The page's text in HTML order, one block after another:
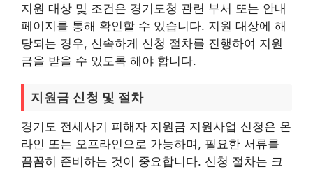
지원 대상 및 조건은 경기도청 관련 부서 또는 안내
페이지를 통해 확인할 수 있습니다. 지원 대상에 해
당되는 경우, 신속하게 신청 절차를 진행하여 지원
금을 받을 수 있도록 해야 합니다.
지원금 신청 및 절차
경기도 전세사기 피해자 지원금 지원사업 신청은 온
라인 또는 오프라인으로 가능하며, 필요한 서류를
꼼꼼히 준비하는 것이 중요합니다. 신청 절차는 크